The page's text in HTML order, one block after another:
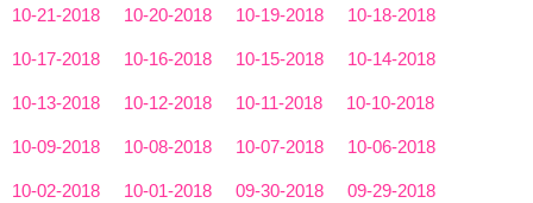
10-21-2018 10-20-2018 10-19-2018 10-18-2018
10-17-2018 10-16-2018 10-15-2018 10-14-2018
10-13-2018 10-12-2018 10-11-2018 10-10-2018
10-09-2018 10-08-2018 10-07-2018 10-06-2018
10-02-2018 10-01-2018 09-30-2018 09-29-2018